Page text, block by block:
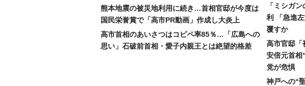
熊本地震の被災地利用に続き…首相官邸が今度は
国民栄誉賞で「高市PR動画」作成し大炎上
高市首相のあいさつはコピペ率85％…「広島への
思い」石破前首相・愛子内親王とは絶望的格差
「ミシガ
利 「急進
覆すか
高市官邸「
安倍元首相
党が危惧
神戸への“